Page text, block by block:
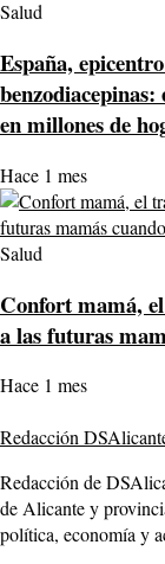
Salud
España,
en millones de
Hace 1 mes
Salud
Confort mamá,
a las futuras
Hace 1 mes
Redacción
Redacción de
de Alicante y
política, economía y